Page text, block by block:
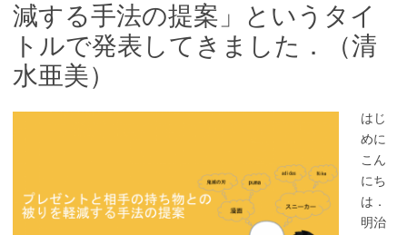
減する手法の提案」というタイ
トルで発表してきました．（清
水亜美）
はじ
めに
こん
にち
は．
明治